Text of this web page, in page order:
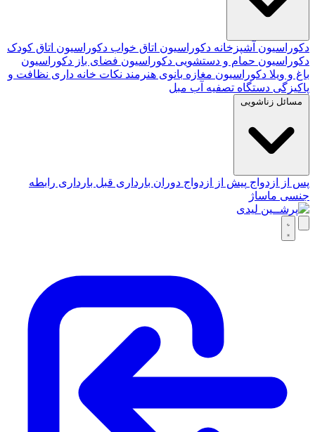
دکوراسیون آشپزخانه دکوراسیون اتاق خواب دکوراسیون اتاق کودک
دکوراسیون حمام و دستشویی دکوراسیون فضای باز دکوراسیون
باغ و ویلا دکوراسیون مغازه بانوی هنرمند نکات خانه داری نظافت و
پاکیزگی دستگاه تصفیه آب مبل
مسائل زناشویی
پس از ازدواج پیش از ازدواج دوران بارداری قبل بارداری رابطه
جنسی ماساژ